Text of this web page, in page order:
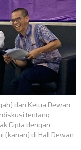
dan Ketua Dewan
tentang
Cipta dengan
(kanan) di Hall Dewan